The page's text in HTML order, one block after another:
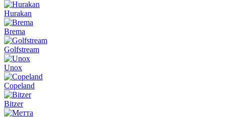
Hurakan
Brema
Golfstream
Unox
Copeland
Bitzer